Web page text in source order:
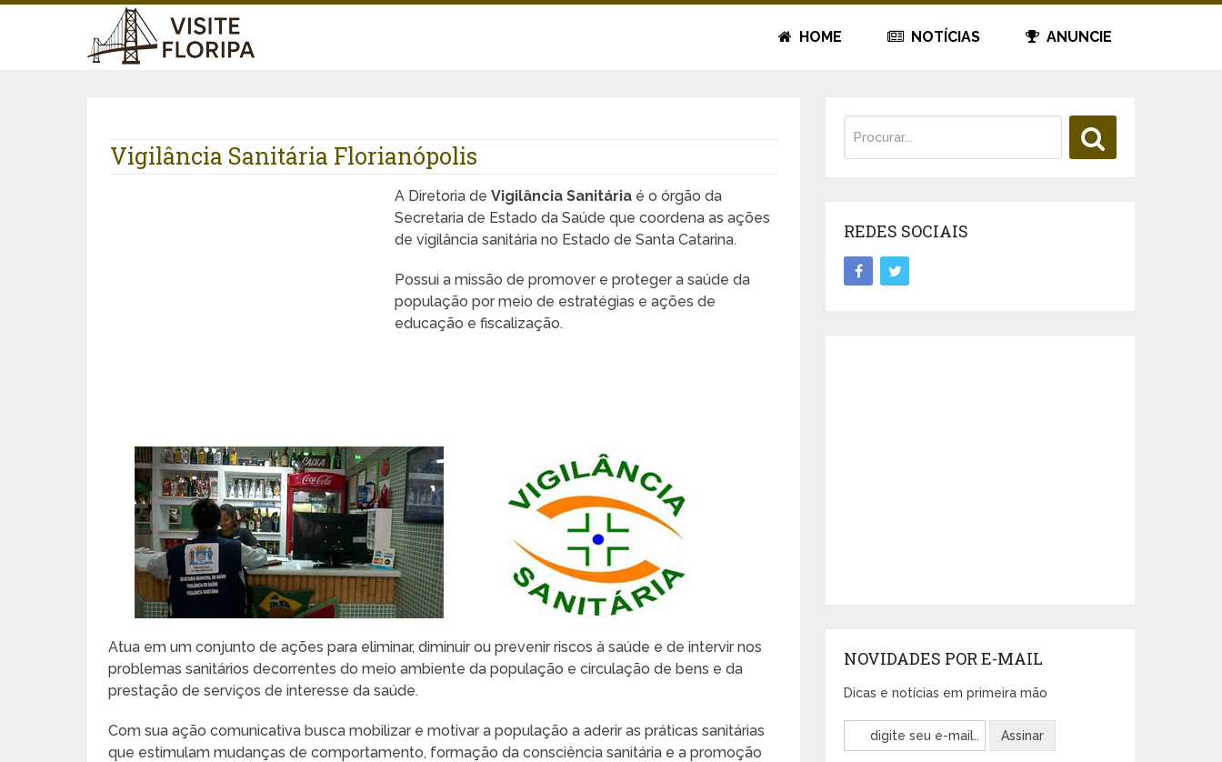
HOME NOTÍCIAS ANUNCIE
Vigilância Sanitária Florianópolis
A Diretoria deVigilância Sanitária é o órgão da
Secretaria de Estado da Saúde que coordena as ações
de vigilância sanitária no Estado de Santa Catarina.
Possui a missão de promover e proteger a saúde da
população por meio de estratégias e ações de
educação e fiscalização.
Atua em um conjunto de ações para eliminar, diminuir ou prevenir riscos à saúde e de intervir nos
problemas sanitários decorrentes do meio ambiente da população e circulação de bens e da
prestação de serviços de interesse da saúde.
Com sua ação comunicativa busca mobilizar e motivar a população a aderir as práticas sanitárias
que estimulam mudanças de comportamento, formação da consciência sanitária e a promoção
REDES SOCIAIS
NOVIDADES POR E-MAIL
Dicas e notícias em primeira mão